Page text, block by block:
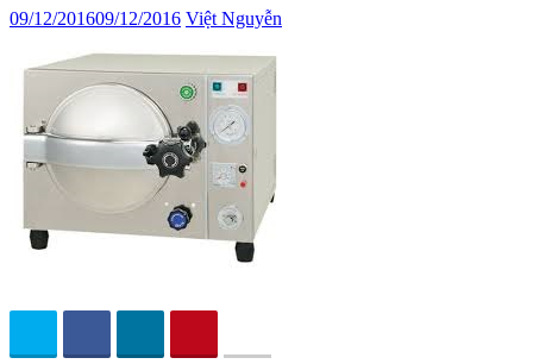
09/12/201609/12/2016 Việt Nguyễn